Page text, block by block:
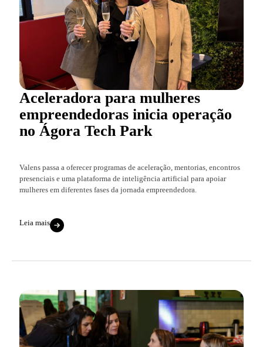
Aceleradora para mulheres
empreendedoras inicia operação
no Ágora Tech Park
Valens passa a oferecer programas de aceleração, mentorias, encontros
presenciais e uma plataforma de inteligência artificial para apoiar
mulheres em diferentes fases da jornada empreendedora.
Leia mais